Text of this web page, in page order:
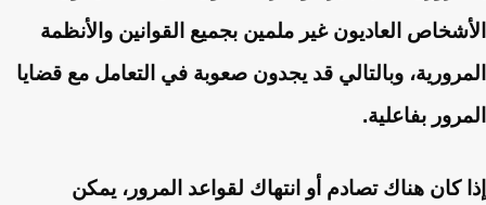
الأشخاص العاديون غير ملمين بجميع القوانين والأنظمة
المرورية، وبالتالي قد يجدون صعوبة في التعامل مع قضايا
المرور بفاعلية.
إذا كان هناك تصادم أو انتهاك لقواعد المرور، يمكن